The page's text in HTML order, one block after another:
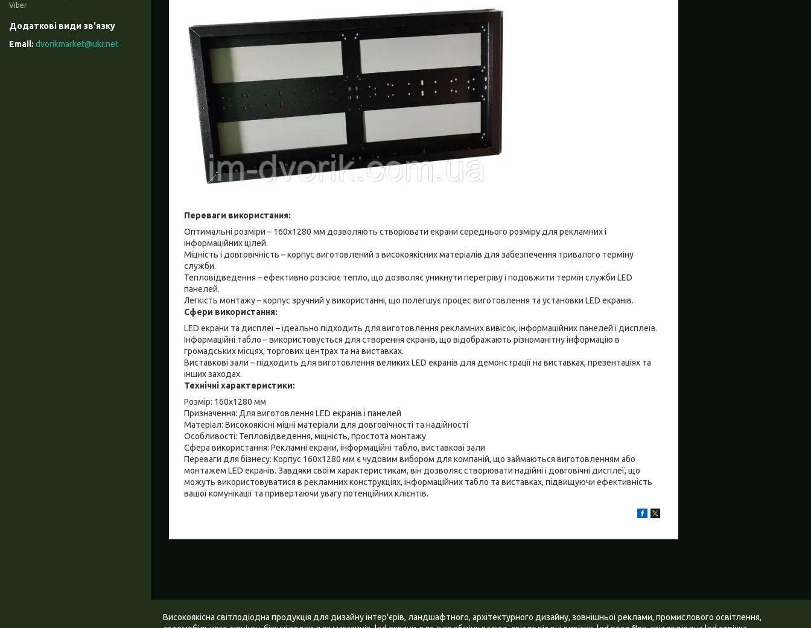
Переваги використання:
Оптимальні розміри – 160x1280 мм дозволяють створювати екрани середнього розміру для рекламних і
інформаційних цілей.
Міцність і довговічність – корпус виготовлений з високоякісних матеріалів для забезпечення тривалого терміну
служби.
Тепловідведення – ефективно розсіює тепло, що дозволяє уникнути перегріву і подовжити термін служби LED
панелей.
Легкість монтажу – корпус зручний у використанні, що полегшує процес виготовлення та установки LED екранів.
Сфери використання:
LED екрани та дисплеї – ідеально підходить для виготовлення рекламних вивісок, інформаційних панелей і дисплеїв.
Інформаційні табло – використовується для створення екранів, що відображають різноманітну інформацію в
громадських місцях, торгових центрах та на виставках.
Виставкові зали – підходить для виготовлення великих LED екранів для демонстрації на виставках, презентаціях та
інших заходах.
Технічні характеристики:
Розмір: 160x1280 мм
Призначення: Для виготовлення LED екранів і панелей
Матеріал: Високоякісні міцні матеріали для довговічності та надійності
Особливості: Тепловідведення, міцність, простота монтажу
Сфера використання: Рекламні екрани, інформаційні табло, виставкові зали
Переваги для бізнесу: Корпус 160x1280 мм є чудовим вибором для компаній, що займаються виготовленням або
монтажем LED екранів. Завдяки своїм характеристикам, він дозволяє створювати надійні і довговічні дисплеї, що
можуть використовуватися в рекламних конструкціях, інформаційних табло та виставках, підвищуючи ефективність
вашої комунікації та привертаючи увагу потенційних клієнтів.
Viber
dvorikmarket@ukr.net
Високоякісна світлодіодна продукція для дизайну інтер'єрів, ландшафтного, архітектурного дизайну, зовнішньої реклами, промислового освітлення,